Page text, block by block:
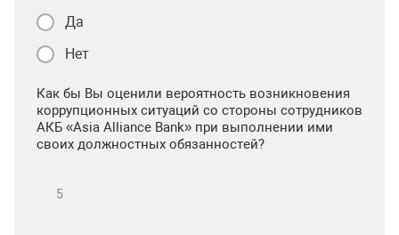
Да
Нет
Как бы Вы оценили вероятность возникновения
коррупционных ситуаций со стороны сотрудников
АКБ «Asia Alliance Bank» при выполнении ими
своих должностных обязанностей?